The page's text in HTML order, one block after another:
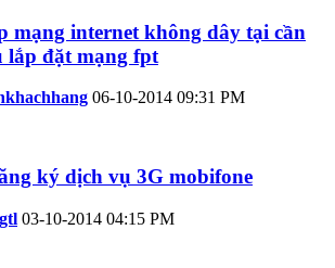
mạng internet không dây tại cần
lắp đặt mạng fpt
06-10-2014 09:31 PM
ký dịch vụ 3G mobifone
03-10-2014 04:15 PM